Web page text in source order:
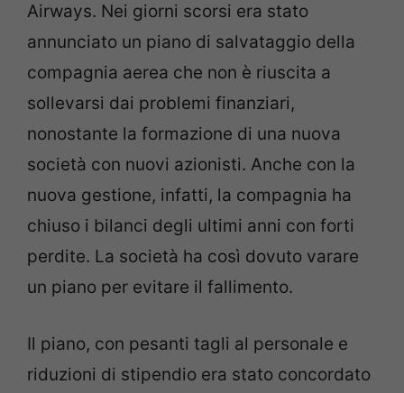
Airways. Nei giorni scorsi era stato
annunciato un piano di salvataggio della
compagnia aerea che non è riuscita a
sollevarsi dai problemi finanziari,
nonostante la formazione di una nuova
società con nuovi azionisti. Anche con la
nuova gestione, infatti, la compagnia ha
chiuso i bilanci degli ultimi anni con forti
perdite. La società ha così dovuto varare
un piano per evitare il fallimento.
Il piano, con pesanti tagli al personale e
riduzioni di stipendio era stato concordato